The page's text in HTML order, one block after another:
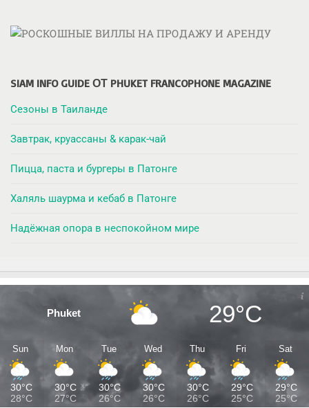
SIAM INFO GUIDE ОТ PHUKET FRANCOPHONE MAGAZINE
Сезоны в Таиланде
Завтрак, круассаны & карак-чай
Пицца, паста и бургеры в Патонге
Халяль шаурма и кебаб в Патонге
Надёжная опора в неспокойном мире
Phuket 29°C
Sun
30°C
28°C
Mon
30°C
27°C
Tue
30°C
26°C
Wed
30°C
26°C
Thu
30°C
26°C
Fri
29°C
25°C
Sat
29°C
25°C